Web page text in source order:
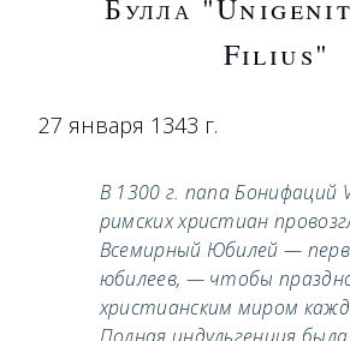
Булла
Filius"
27 января 1343 г.
В 1300 г. папа Бонифаций
римских христиан
Всемирный Юбилей —
юбилеев, — чтобы
христианским миром